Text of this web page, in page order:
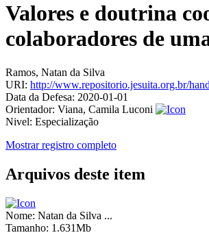
Valores e doutrina
colaboradores de
Ramos, Natan da Silva
URI: http://www.repositorio.jesuita.org.br/
Data da Defesa: 2020-01-01
Orientador: Viana, Camila Luconi
Nivel: Especialização
Mostrar registro completo
Arquivos deste item
Nome: Natan da Silva ...
Tamanho: 1.631Mb